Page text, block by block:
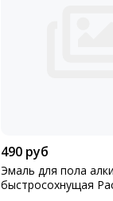
490 руб
Эмаль для пола
быстросохнущая